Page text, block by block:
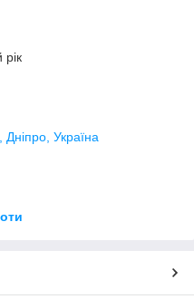
рік
Дніпро, Україна